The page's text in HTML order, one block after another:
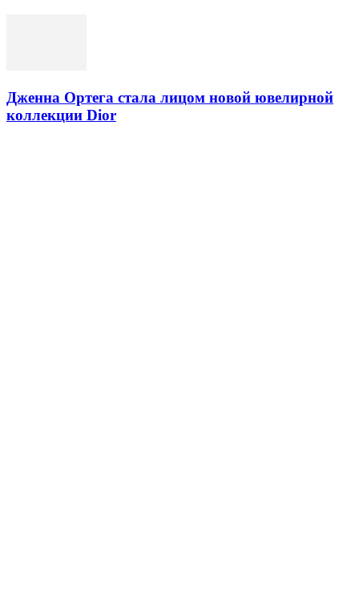
Дженна Ортега стала лицом новой ювелирной
коллекции Dior